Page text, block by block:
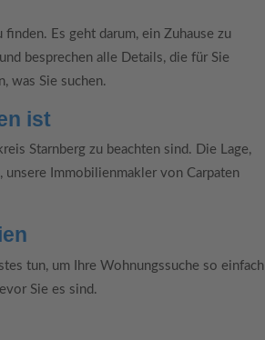
Es geht darum, ein Zuhause zu
besprechen alle Details, die für Sie
was Sie suchen.
ist
Starnberg zu beachten sind. Die Lage,
unsere Immobilienmakler von Carpaten
tun, um Ihre Wohnungssuche so einfach
Sie es sind.